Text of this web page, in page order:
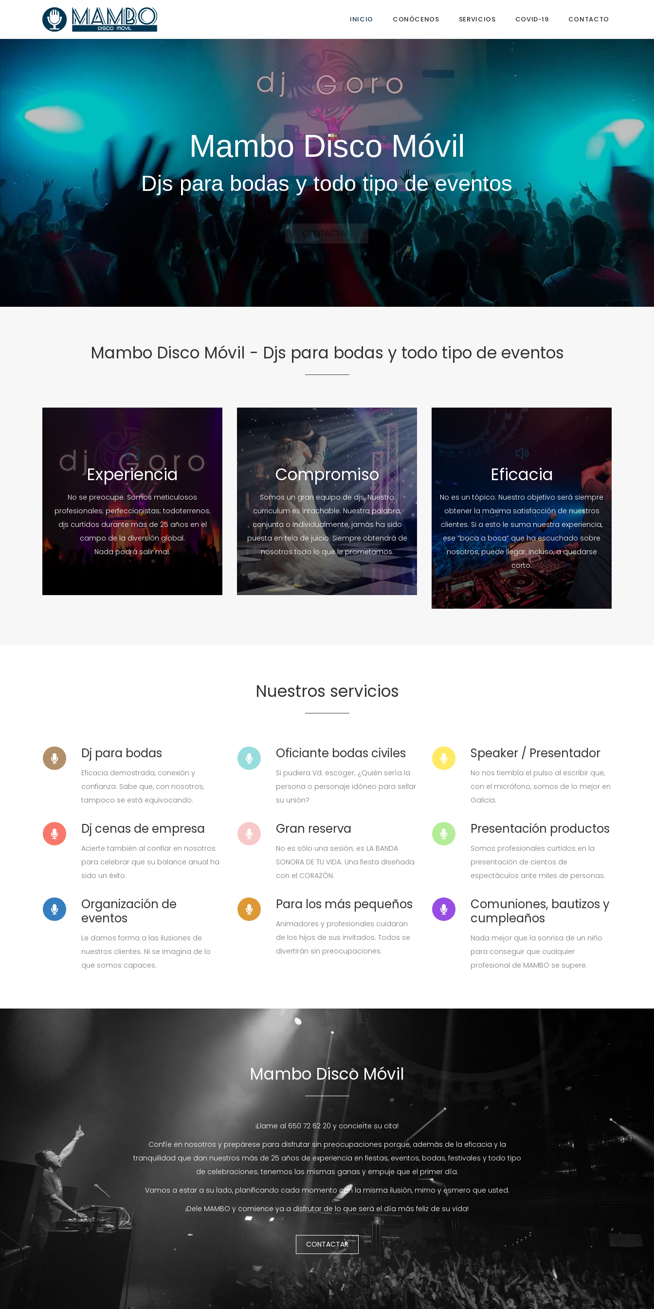
INICIO CONÓCENOS SERVICIOS COVID-19 CONTACTO
Mambo Disco Móvil
CONTACTAR
Djs para bodas y todo tipo de eventos
Mambo Disco Móvil - Djs para bodas y todo tipo de eventos
Experiencia
No se preocupe. Somos meticulosos
profesionales; perfeccionistas; todoterrenos;
djs curtidos durante más de 25 años en el
campo de la diversión global.
Nada podrá salir mal.
Compromiso
Somos un gran equipo de djs. Nuestro
curriculum es intachable. Nuestra palabra,
conjunta o individualmente, jamás ha sido
puesta en tela de juicio. Siempre obtendrá de
nosotros todo lo que le prometamos.
Eficacia
No es un tópico: Nuestro objetivo será siempre
obtener la máxima satisfacción de nuestros
clientes. Si a esto le suma nuestra experiencia,
ese “boca a boca” que ha escuchado sobre
nosotros, puede llegar, incluso, a quedarse
corto.
Nuestros servicios
Dj para bodas
Eficacia demostrada, conexión y
confianza. Sabe que, con nosotros,
tampoco se está equivocando.
Dj cenas de empresa
Acierte también al confiar en nosotros
para celebrar que su balance anual ha
sido un éxito.
Organización de
eventos
Le damos forma a las ilusiones de
nuestros clientes. Ni se imagina de lo
que somos capaces.
Oficiante bodas civiles
Si pudiera Vd. escoger; ¿Quién sería la
persona o personaje idóneo para sellar
su unión?
Gran reserva
No es sólo una sesión; es LA BANDA
SONORA DE TU VIDA. Una fiesta diseñada
con el CORAZÓN.
Para los más pequeños
Animadores y profesionales cuidaran
de los hijos de sus invitados. Todos se
divertirán sin preocupaciones.
Speaker / Presentador
No nos tiembla el pulso al escribir que,
con el micrófono, somos de lo mejor en
Galicia.
Presentación productos
Somos profesionales curtidos en la
presentación de cientos de
espectáculos ante miles de personas.
Comuniones, bautizos y
cumpleaños
Nada mejor que la sonrisa de un niño
para conseguir que cualquier
profesional de MAMBO se supere.
Mambo Disco Móvil
¡Llame al 650 72 62 20 y concierte su cita!
Confíe en nosotros y prepárese para disfrutar sin preocupaciones porque, además de la eficacia y la
tranquilidad que dan nuestros más de 25 años de experiencia en fiestas, eventos, bodas, festivales y todo tipo
de celebraciones; tenemos las mismas ganas y empuje que el primer día.
Vamos a estar a su lado, planificando cada momento con la misma ilusión, mimo y esmero que usted.
¡Dele MAMBO y comience ya a disfrutar de lo que será el día más feliz de su vida!
CONTACTAR